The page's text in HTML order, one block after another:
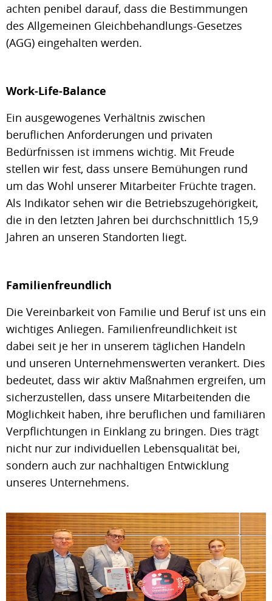
achten penibel darauf, dass die Bestimmungen
des Allgemeinen Gleichbehandlungs-Gesetzes
(AGG) eingehalten werden.
Work-Life-Balance
Ein ausgewogenes Verhältnis zwischen
beruflichen Anforderungen und privaten
Bedürfnissen ist immens wichtig. Mit Freude
stellen wir fest, dass unsere Bemühungen rund
um das Wohl unserer Mitarbeiter Früchte tragen.
Als Indikator sehen wir die Betriebszugehörigkeit,
die in den letzten Jahren bei durchschnittlich 15,9
Jahren an unseren Standorten liegt.
Familienfreundlich
Die Vereinbarkeit von Familie und Beruf ist uns ein
wichtiges Anliegen. Familienfreundlichkeit ist
dabei seit je her in unserem täglichen Handeln
und unseren Unternehmenswerten verankert. Dies
bedeutet, dass wir aktiv Maßnahmen ergreifen, um
sicherzustellen, dass unsere Mitarbeitenden die
Möglichkeit haben, ihre beruflichen und familiären
Verpflichtungen in Einklang zu bringen. Dies trägt
nicht nur zur individuellen Lebensqualität bei,
sondern auch zur nachhaltigen Entwicklung
unseres Unternehmens.